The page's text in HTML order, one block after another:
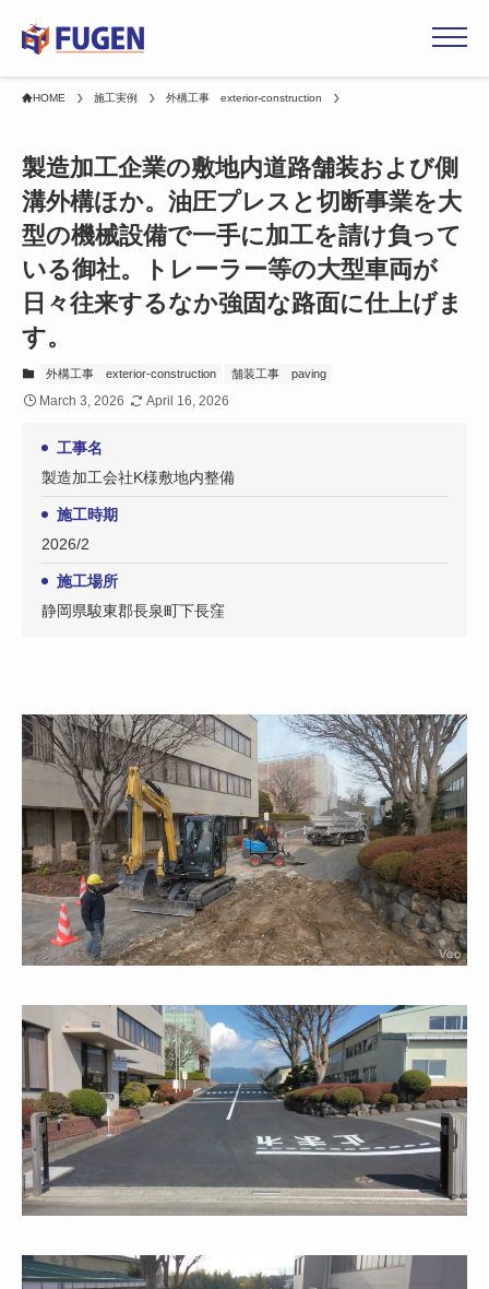
HOME 施工実例 外構工事 exterior-construction
製造加工企業の敷地内道路舗装および側
溝外構ほか。油圧プレスと切断事業を大
型の機械設備で一手に加工を請け負って
いる御社。トレーラー等の大型車両が
日々往来するなか強固な路面に仕上げま
す。
外構工事 exterior-construction 舗装工事 paving
March 3, 2026 April 16, 2026
工事名
製造加工会社K様敷地内整備
施工時期
2026/2
施工場所
静岡県駿東郡長泉町下長窪
選ばれる理由
事業内容
施工実例
会社概要
採用情報
お知らせ
お気軽にお問い合わせください。
お問い合わせはこちら